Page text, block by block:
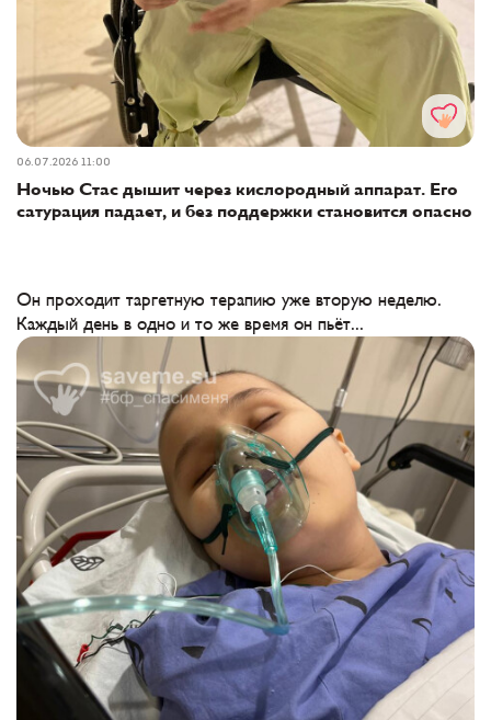
06.07.2026 11:00
Ночью Стас дышит через кислородный аппарат. Его
сатурация падает, и без поддержки становится опасно
Он проходит таргетную терапию уже вторую неделю.
Каждый день в одно и то же время он пьёт...